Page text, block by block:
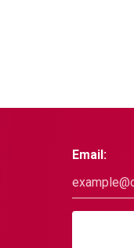
Email: